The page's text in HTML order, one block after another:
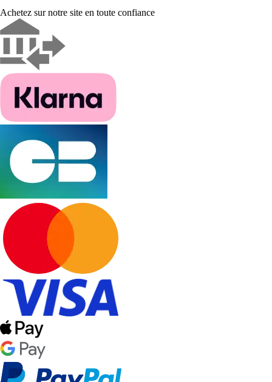
Achetez sur notre site en toute confiance